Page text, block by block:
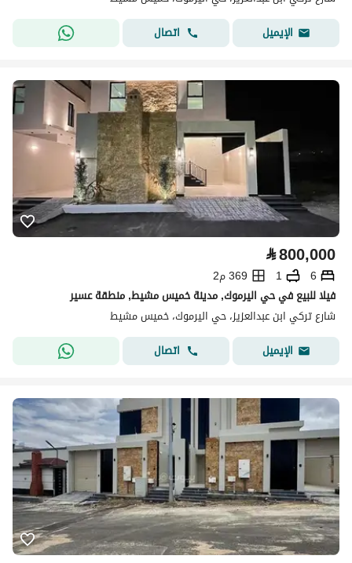
الإيميل
اتصال
⃁800,000
6
1
369 م2
فيلا للبيع في حي اليرموك, مدينة خميس مشيط, منطقة عسير
شارع تركي ابن عبدالعزيز، حي اليرموك، خميس مشيط
الإيميل
اتصال